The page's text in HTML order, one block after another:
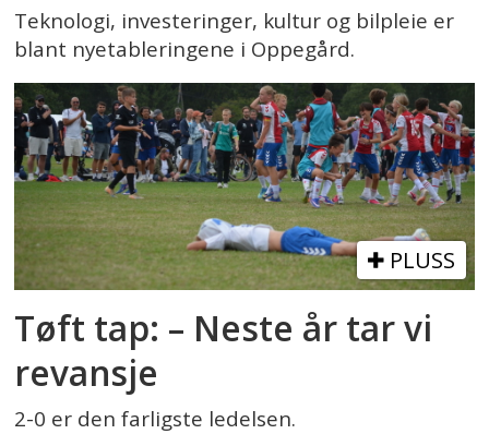
Teknologi, investeringer, kultur og bilpleie er
blant nyetableringene i Oppegård.
PLUSS
Tøft tap: – Neste år tar vi
revansje
2-0 er den farligste ledelsen.